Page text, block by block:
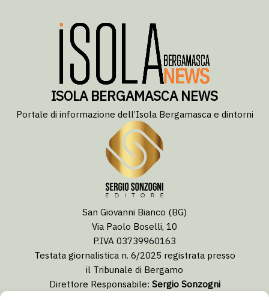
ISOLA BERGAMASCA NEWS
Portale di informazione dell’Isola Bergamasca e dintorni
San Giovanni Bianco (BG)
Via Paolo Boselli, 10
P.IVA 03739960163
Testata giornalistica n. 6/2025 registrata presso
il Tribunale di Bergamo
Direttore Responsabile: Sergio Sonzogni